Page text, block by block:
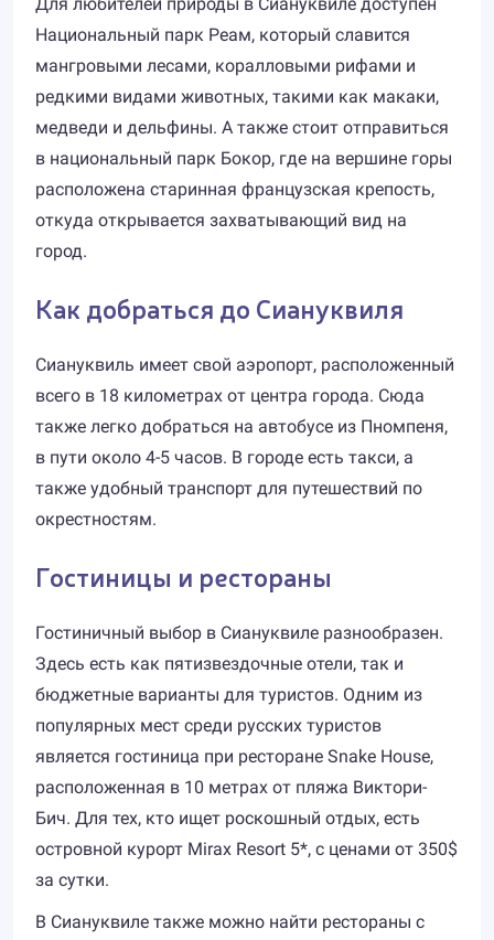
Национальный парк Реам, который славится
мангровыми лесами, коралловыми рифами и
редкими видами животных, такими как макаки,
медведи и дельфины. А также стоит отправиться
в национальный парк Бокор, где на вершине горы
расположена старинная французская крепость,
откуда открывается захватывающий вид на
город.
Как добраться до Сиануквиля
Сиануквиль имеет свой аэропорт, расположенный
всего в 18 километрах от центра города. Сюда
также легко добраться на автобусе из Пномпеня,
в пути около 4-5 часов. В городе есть такси, а
также удобный транспорт для путешествий по
окрестностям.
Гостиницы и рестораны
Гостиничный выбор в Сиануквиле разнообразен.
Здесь есть как пятизвездочные отели, так и
бюджетные варианты для туристов. Одним из
популярных мест среди русских туристов
является гостиница при ресторане Snake House,
расположенная в 10 метрах от пляжа Виктори-
Бич. Для тех, кто ищет роскошный отдых, есть
островной курорт Mirax Resort 5*, с ценами от 350$
за сутки.
В Сиануквиле также можно найти рестораны с